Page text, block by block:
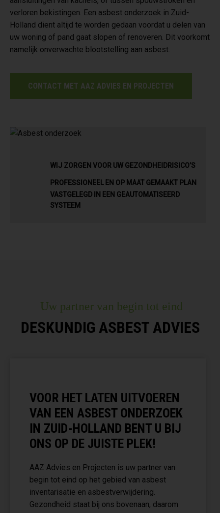
verloren bekistingen. Een asbest onderzoek in Zuid-
Holland dient altijd te worden gedaan voordat u delen van
uw woning of pand gaat slopen of renoveren. Dit voorkomt
namelijk onverwachte blootstelling aan asbest.
CONTACT MET AAZ ADVIES EN PROJECTEN
WIJ ZORGEN VOOR UW GEZONDHEIDRISICO’S
PROFESSIONEEL EN OP MAAT GEMAAKT PLAN
VASTGELEGD IN EEN GEAUTOMATISEERD
SYSTEEM
Uw partner van begin tot eind
DESKUNDIG ASBEST ADVIES
VOOR HET LATEN UITVOEREN
VAN EEN ASBEST ONDERZOEK
IN ZUID-HOLLAND BENT U BIJ
ONS OP DE JUISTE PLEK!
AAZ Advies en Projecten is uw partner van
begin tot eind op het gebied van asbest
inventarisatie en asbestverwijdering.
Gezondheid staat bij ons bovenaan, daarom